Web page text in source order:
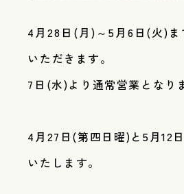
4月28日(月)～5月6日(火)ま
いただきます。
7日(水)より通常営業となり
4月27日(第四日曜)と5月12
いたします。